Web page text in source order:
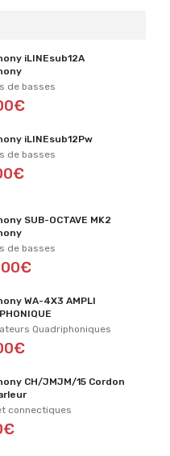
iLINEsub12A
de basses
iLINEsub12Pw
de basses
SUB-OCTAVE MK2
de basses
WA-4X3 AMPLI
Quadriphoniques
CH/JMJM/15 Cordon
connectiques